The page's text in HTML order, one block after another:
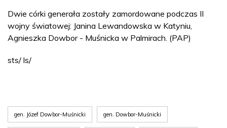
Dwie córki generała zostały zamordowane podczas II
wojny światowej: Janina Lewandowska w Katyniu,
Agnieszka Dowbor - Muśnicka w Palmirach. (PAP)
sts/ ls/
gen. Józef Dowbor-Muśnicki gen. Dowbor-Muśnicki